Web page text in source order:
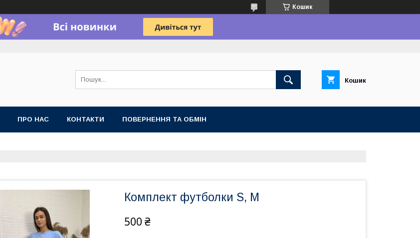
Кошик
Кошик
ПРО НАС КОНТАКТИ ПОВЕРНЕННЯ ТА ОБМІН
Комплект футболки S, M
500 ₴